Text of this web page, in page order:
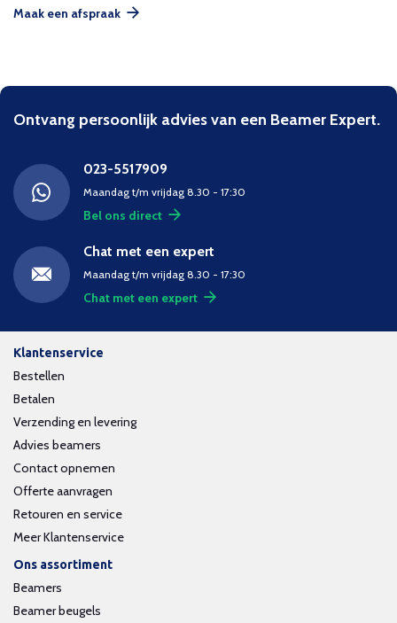
Maak een afspraak
Ontvang persoonlijk advies van een Beamer Expert.
023-5517909
Maandag t/m vrijdag 8.30 - 17:30
Bel ons direct
Chat met een expert
Maandag t/m vrijdag 8.30 - 17:30
Chat met een expert
Klantenservice
Bestellen
Betalen
Verzending en levering
Advies beamers
Contact opnemen
Offerte aanvragen
Retouren en service
Meer Klantenservice
Ons assortiment
Beamers
Beamer beugels